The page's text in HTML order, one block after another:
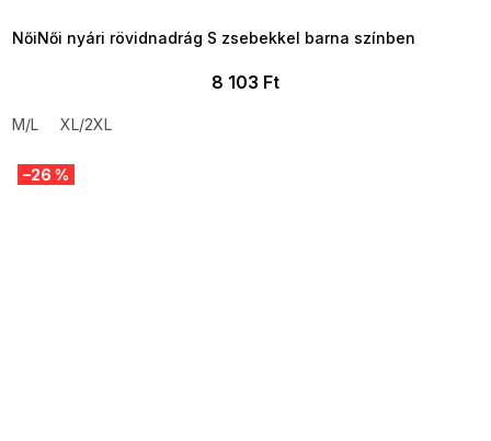
NőiNői nyári rövidnadrág S zsebekkel barna színben
8 103 Ft
M/L XL/2XL
–26 %